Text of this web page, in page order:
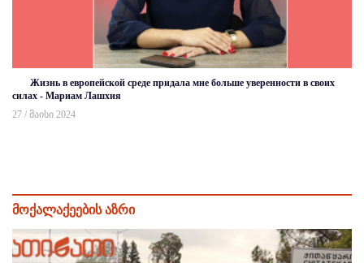
Жизнь в европейской среде придала мне больше уверенности в своих
силах - Мариам Лашхия
27 / მაისი 2024
მოქალაქეების აზრი